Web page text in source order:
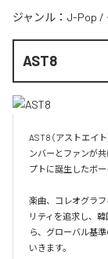
ジャンル： J-Pop /
AST8
AST8（アストエイ
ンバーとファンが
プトに誕生したボー
楽曲、コレオグラ
リティを追求し、
ら、グローバル基
いきます。